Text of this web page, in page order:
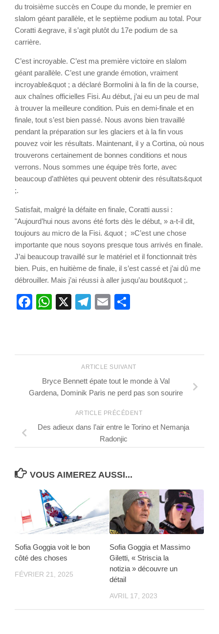
du troisième succès en Coupe du monde, le premier en
slalom géant parallèle, et le septième podium au total. Pour
Coratti &egrave, il s’agit plutôt du 17e podium de sa
carrière.
C’est incroyable. C’est ma première victoire en slalom
géant parallèle. C’est une grande émotion, vraiment
incroyable&quot ; a déclaré Bormolini à la fin de la course,
aux chaînes officielles Fisi. Au début, j’ai eu un peu de mal
à trouver la meilleure condition. Puis en demi-finale et en
finale, tout s’est bien passé. Nous avons bien travaillé
pendant la préparation sur les glaciers et à la fin vous
pouvez voir les résultats. Maintenant, il y a Cortina, où nous
trouverons certainement de bonnes conditions et nous
verrons. Nous sommes une équipe très forte, avec
beaucoup d’athlètes qui peuvent obtenir des résultats&quot
;.
Satisfait, malgré la défaite en finale, Coratti aussi :
"Aujourd’hui nous avons été forts dès le début, » a-t-il dit,
toujours au micro de la Fisi. &quot ; »C’est une chose
importante que nous soyons presque tous arrivés en finale.
J’ai beaucoup travaillé sur le matériel et il fonctionnait très
bien. Puis, en huitième de finale, il s’est cassé et j’ai dû me
débrouiller. Mais j’ai réussi à aller jusqu’au bout&quot ;.
Facebook
WhatsApp
X Telegram
Email
ARTICLE SUIVANT
Bryce Bennett épate tout le monde à Val
Gardena, Dominik Paris ne perd pas son sourire
ARTICLE PRÉCÉDENT
Des adieux dans l’air entre le Torino et Nemanja
Radonjic
VOUS AIMEREZ AUSSI...
Sofia Goggia voit le bon
côté des choses
FÉVRIER 21, 2025
Sofia Goggia et Massimo
Giletti, « Striscia la
notizia » découvre un
détail
AVRIL 17, 2023